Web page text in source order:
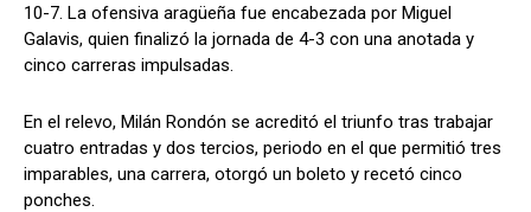
10-7. La ofensiva aragüeña fue encabezada por Miguel
Galavis, quien finalizó la jornada de 4-3 con una anotada y
cinco carreras impulsadas.
En el relevo, Milán Rondón se acreditó el triunfo tras trabajar
cuatro entradas y dos tercios, periodo en el que permitió tres
imparables, una carrera, otorgó un boleto y recetó cinco
ponches.